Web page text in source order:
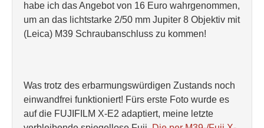
habe ich das Angebot von 16 Euro wahrgenommen,
um an das lichtstarke 2/50 mm Jupiter 8 Objektiv mit
(Leica) M39 Schraubanschluss zu kommen!
Was trotz des erbarmungswürdigen Zustands noch
einwandfrei funktioniert! Fürs erste Foto wurde es
auf die FUJIFILM X-E2 adaptiert, meine letzte